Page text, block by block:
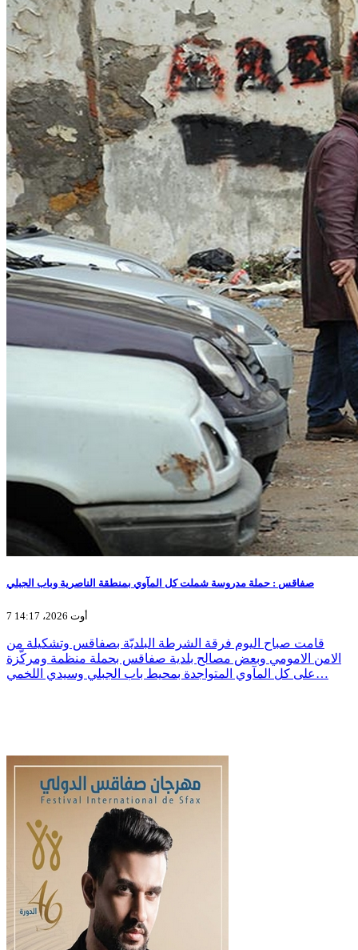
صفاقس : حملة مدروسة شملت كل المآوي بمنطقة الناصرية وباب الجبلي
7 أوت 2026، 14:17
قامت صباح اليوم فرقة الشرطة البلديّة بصفاقس وتشكيلة من
الامن الامومي وبعض مصالح بلدية صفاقس بحملة منظمة ومركّزة
على كل المآوي المتواجدة بمحيط باب الجبلي وسيدي اللخمي…